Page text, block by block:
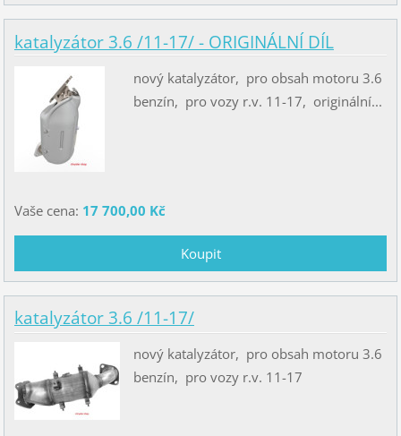
katalyzátor 3.6 /11-17/ - ORIGINÁLNÍ DÍL
nový katalyzátor, pro obsah motoru 3.6
benzín, pro vozy r.v. 11-17, originální...
Vaše cena: 17 700,00 Kč
katalyzátor 3.6 /11-17/
nový katalyzátor, pro obsah motoru 3.6
benzín, pro vozy r.v. 11-17